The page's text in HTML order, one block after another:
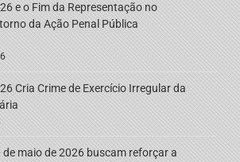
e o Fim da Representação no
da Ação Penal Pública
Cria Crime de Exercício Irregular da
de maio de 2026 buscam reforçar a